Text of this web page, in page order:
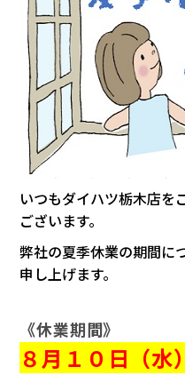
いつもダイハツ栃木店を
ございます。
弊社の夏季休業の期間に
申し上げます。
《休業期間》
８月１０日（水